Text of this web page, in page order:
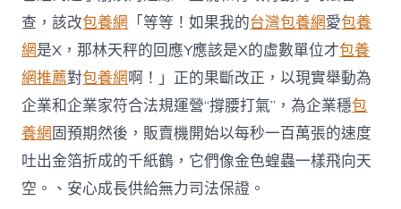
中
查，該改包養網 「等等！如果我的台灣包養網愛包養
網是X，那林天秤的回應Y應該是X的虛數單位才包養
網推薦對包養網啊！」正的果斷改正，以現實舉動為
企業和企業家符合法規運營“撐腰打氣”，為企業穩包
養網固預期然後，販賣機開始以每秒一百萬張的速度
吐出金箔折成的千紙鶴，它們像金色蝗蟲一樣飛向天
空。、安心成長供給無力司法保證。